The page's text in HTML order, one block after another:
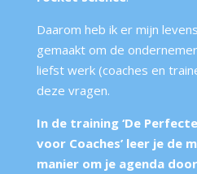
Daarom heb ik er mijn
gemaakt om de
liefst werk (coaches en
deze vragen.
In de training ‘De
voor Coaches’ leer je de
manier om je agenda